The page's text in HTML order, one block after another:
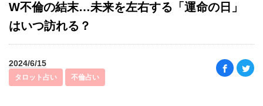
W不倫の結末…未来を左右する「運命の日」
はいつ訪れる？
2024/6/15
タロット占い 不倫占い